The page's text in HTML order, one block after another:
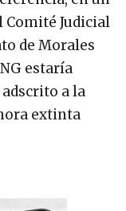
Judicial
de Morales
estaría
a la
extinta